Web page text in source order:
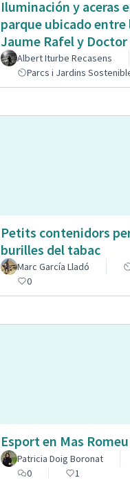
Iluminación y aceras
parque ubicado entre
Jaume Rafel y Doctor
Albert Iturbe Recasens
Parcs i Jardins
Petits contenidors
burilles del tabac
Marc García Lladó
0
Esport en Mas Romeu
Patricia Doig Boronat
0
1